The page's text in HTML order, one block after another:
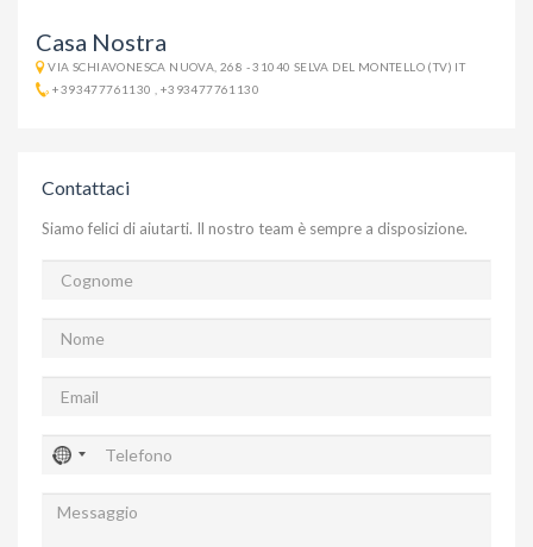
Casa Nostra
VIA SCHIAVONESCA NUOVA, 268 - 31040 SELVA DEL MONTELLO (TV) IT
+393477761130
+393477761130
Contattaci
Siamo felici di aiutarti. Il nostro team è sempre a disposizione.